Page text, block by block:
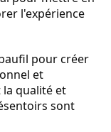
l'expérience
pour créer
et
qualité et
sont